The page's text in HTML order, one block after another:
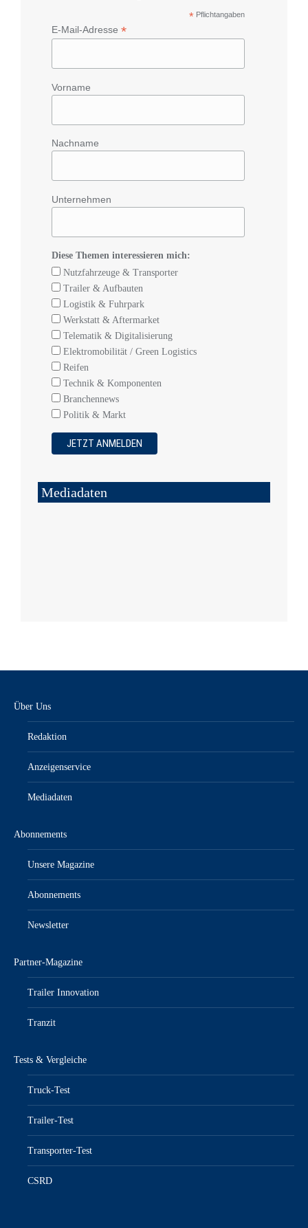
* Pflichtangaben
E-Mail-Adresse *
Vorname
Nachname
Unternehmen
Diese Themen interessieren mich:
Nutzfahrzeuge & Transporter
Trailer & Aufbauten
Logistik & Fuhrpark
Werkstatt & Aftermarket
Telematik & Digitalisierung
Elektromobilität / Green Logistics
Reifen
Technik & Komponenten
Branchennews
Politik & Markt
Mediadaten
Über Uns
Redaktion
Anzeigenservice
Mediadaten
Abonnements
Unsere Magazine
Abonnements
Newsletter
Partner-Magazine
Trailer Innovation
Tranzit
Tests & Vergleiche
Truck-Test
Trailer-Test
Transporter-Test
CSRD